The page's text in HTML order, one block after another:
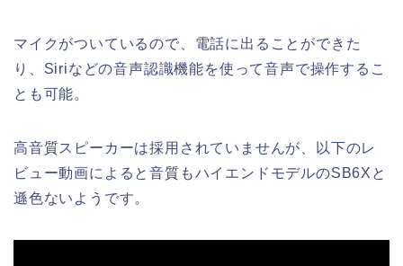
マイクがついているので、電話に出ることができた
り、Siriなどの音声認識機能を使って音声で操作するこ
とも可能。
高音質スピーカーは採用されていませんが、以下のレ
ビュー動画によると音質もハイエンドモデルのSB6Xと
遜色ないようです。